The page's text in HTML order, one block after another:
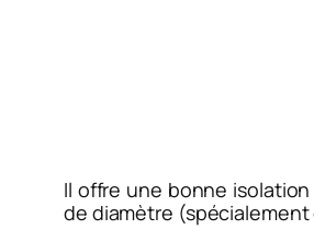
Il offre une bonne
de diamètre